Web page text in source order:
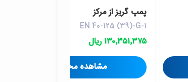
پمپ گريز از مرکز
EN 40-125 (39)-G-1
۱۳۰٬۳۵۱٬۳۷۵ ریال
مشاهده محصول